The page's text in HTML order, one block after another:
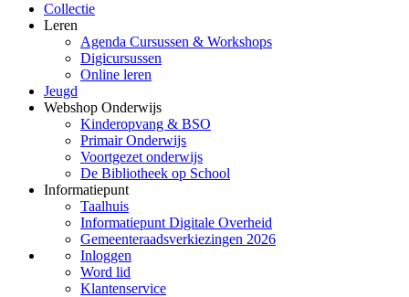
Collectie
Leren
Agenda Cursussen & Workshops
Digicursussen
Online leren
Jeugd
Webshop Onderwijs
Kinderopvang & BSO
Primair Onderwijs
Voortgezet onderwijs
De Bibliotheek op School
Informatiepunt
Taalhuis
Informatiepunt Digitale Overheid
Gemeenteraadsverkiezingen 2026
Inloggen
Word lid
Klantenservice